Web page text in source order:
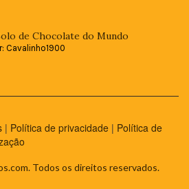
de Chocolate do Mundo
Cavalinho1900
| Política de privacidade | Política de
Todos os direitos reservados.